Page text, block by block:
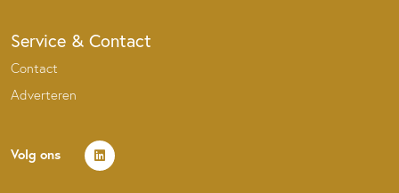
Service & Contact
Contact
Adverteren
Volg ons